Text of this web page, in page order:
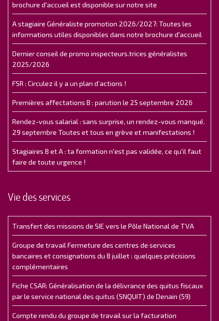
brochure d'accueil est disponible sur notre site
A stagiaire Généraliste promotion 2026/2027: Toutes les
informations utiles disponibles dans notre brochure d'accueil
Dernier conseil de promo inspecteurs.trices généralistes
2025/2026
FSR : Circulez il y a un plan d’actions !
Premières affectations B : parution le 25 septembre 2026
Rendez-vous salarial : sans surprise, un rendez-vous manqué.
29 septembre Toutes et tous en grève et manifestations !
Stagiaires B et A : ta formation n'est pas validée, ce qu'il faut
faire de toute urgence !
Vie des services
Transfert des missions de SIE vers le Pôle National de TVA
Groupe de travail Fermeture des centres de services
bancaires et consignations du 8 juillet : quelques précisions
complémentaires
Fiche CSAR: Généralisation de la délivrance des quitus fiscaux
par le service national des quitus (SNQUIT) de Denain (59)
Compte rendu du groupe de travail sur la facturation